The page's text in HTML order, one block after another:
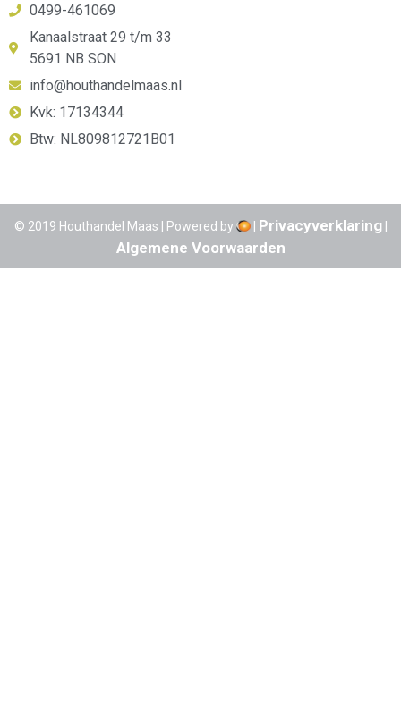
0499-461069
Kanaalstraat 29 t/m 33
5691 NB SON
info@houthandelmaas.nl
Kvk: 17134344
Btw: NL809812721B01
© 2019 Houthandel Maas | Powered by | Privacyverklaring|
Algemene Voorwaarden